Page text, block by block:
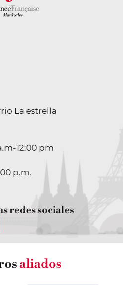
La estrella
12:00 pm
p.m.
redes sociales
aliados